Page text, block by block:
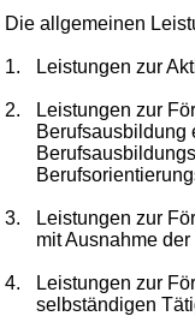
wird in 991 Vorschriften
Drittes Kapitel
Behinderungen
Zweiter
Die allgemeinen
1. Leistungen zur
2.
Leistungen zur
3.
Leistungen zur
mit Ausnahme
4.
Leistungen zur
selbständigen